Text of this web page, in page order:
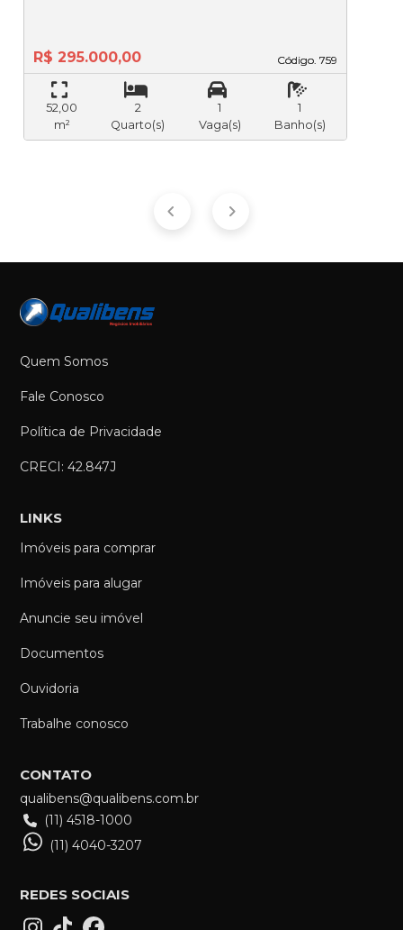
Código. 759
Código. 759
R$ 295.000,00
52,00
m²
2
Quarto(s)
1
Vaga(s)
1
Banho(s)
Quem Somos
Fale Conosco
Política de Privacidade
CRECI: 42.847J
LINKS
Imóveis para comprar
Imóveis para alugar
Anuncie seu imóvel
Documentos
Ouvidoria
Trabalhe conosco
CONTATO
qualibens@qualibens.com.br
(11) 4518-1000
(11) 4040-3207
REDES SOCIAIS